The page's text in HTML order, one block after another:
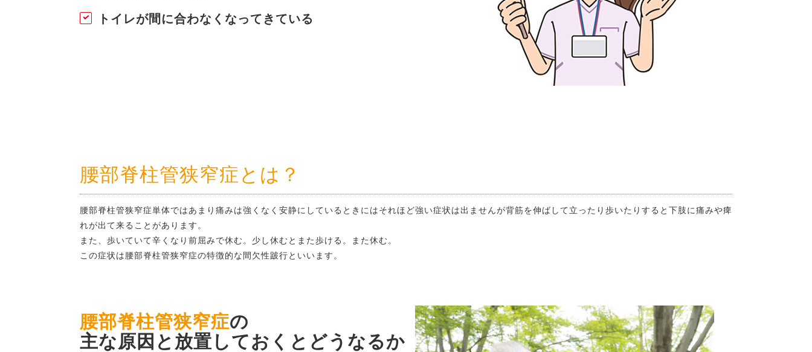
トイレが間に合わなくなってきている
腰部脊柱管狭窄症とは？
腰部脊柱管狭窄症単体ではあまり痛みは強くなく安静にしているときにはそれほど強い症状は出ませんが背筋を伸ばして立ったり歩いたりすると下肢に痛みや痺
れが出て来ることがあります。
また、歩いていて辛くなり前屈みで休む。少し休むとまた歩ける。また休む。
この症状は腰部脊柱管狭窄症の特徴的な間欠性跛行といいます。
腰部脊柱管狭窄症の
主な原因と放置しておくとどうなるか